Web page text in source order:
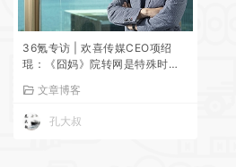
36氪专访 | 欢喜传媒CEO项绍
琨：《囧妈》院转网是特殊时期
文章博客
孔大叔